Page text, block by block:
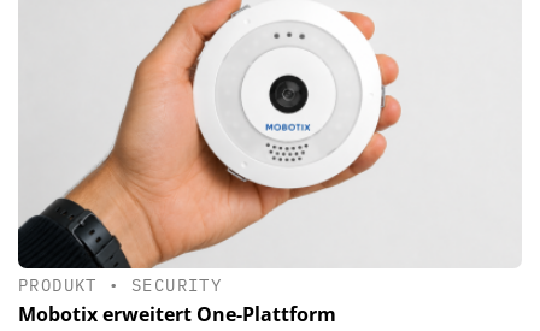
PRODUKT • SECURITY
Mobotix erweitert One-Plattform